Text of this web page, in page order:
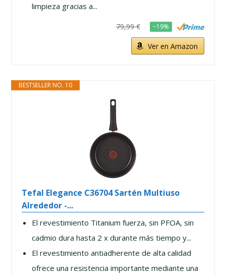
limpieza gracias a...
79,99 € −19%
Ver en Amazon
BESTSELLER NO. 10
Tefal Elegance C36704 Sartén Multiuso
Alrededor -...
El revestimiento Titanium fuerza, sin PFOA, sin
cadmio dura hasta 2 x durante más tiempo y...
El revestimiento antiadherente de alta calidad
ofrece una resistencia importante mediante una